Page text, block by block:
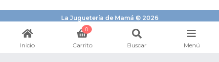
La Juguetería de Mamá © 2026
¿Te gusta mi tienda? Yo vendo con
Inicio
0
Carrito Buscar Menú